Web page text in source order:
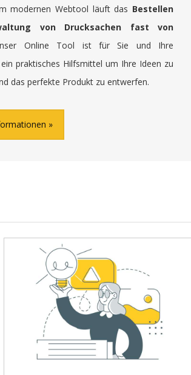
modernen Webtool läuft das Bestellen
von Drucksachen fast von
Online Tool ist für Sie und Ihre
praktisches Hilfsmittel um Ihre Ideen zu
das perfekte Produkt zu entwerfen.